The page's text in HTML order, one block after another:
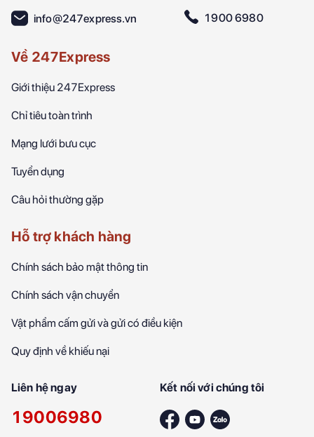
info@247express.vn
1900 6980
Về 247Express
Giới thiệu 247Express
Chỉ tiêu toàn trình
Mạng lưới bưu cục
Tuyển dụng
Câu hỏi thường gặp
Hỗ trợ khách hàng
Chính sách bảo mật thông tin
Chính sách vận chuyển
Vật phẩm cấm gửi và gửi có điều kiện
Quy định về khiếu nại
Liên hệ ngay
19006980
Kết nối với chúng tôi